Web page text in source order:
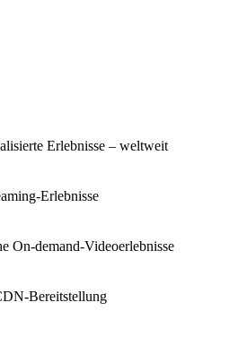
Erlebnisse – weltweit
Erlebnisse
On-demand-Videoerlebnisse
Bereitstellung